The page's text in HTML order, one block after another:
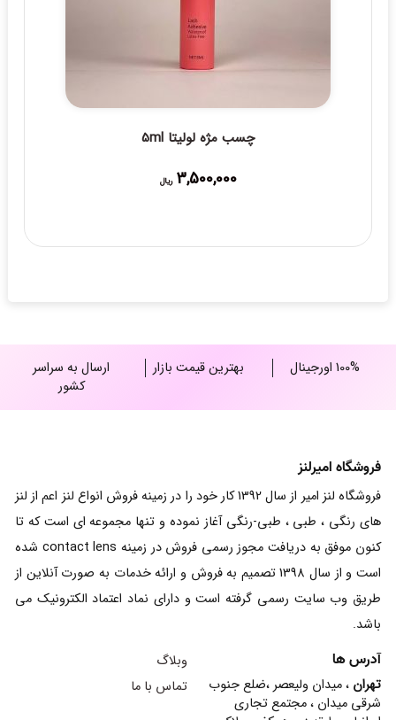
چسب مژه لولیتا 5ml
3,500,000 ریال
100% اورجینال بهترین قیمت بازار
ارسال به سراسر
کشور
فروشگاه امیرلنز
فروشگاه لنز امیر از سال 1392 کار خود را در زمینه فروش انواع لنز اعم از لنز
های رنگی ، طبی ، طبی-رنگی آغاز نموده و تنها مجموعه ای است که تا
کنون موفق به دریافت مجوز رسمی فروش در زمینه contact lens شده
است و از سال 1398 تصمیم به فروش و ارائه خدمات به صورت آنلاین از
طریق وب سایت رسمی گرفته است و دارای نماد اعتماد الکترونیک می
باشد.
آدرس ها
تهران ، میدان ولیعصر ،ضلع جنوب
شرقی میدان ، مجتمع تجاری
وبلاگ
تماس با ما